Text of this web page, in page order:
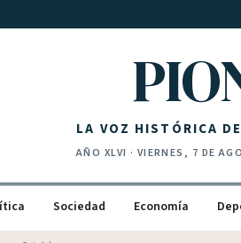
LA VOZ HISTÓRICA
AÑO XLVI · VIERNES, 7 DE
Sociedad Economía